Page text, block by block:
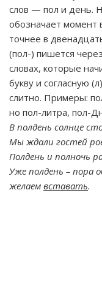
слов — пол и день.
обозначает момент
точнее в
(пол-) пишется
словах, которые
букву и согласную
слитно. Примеры:
но пол-литра, пол-
В полдень солнце
Мы ждали гостей
Полдень и полночь
Уже полдень – пора
желаем вставать.